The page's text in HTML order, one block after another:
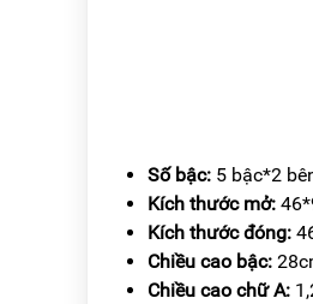
Số bậc: 5 bậc*2
Kích thước mở:
Kích thước đóng:
Chiều cao bậc:
Chiều cao chữ A: